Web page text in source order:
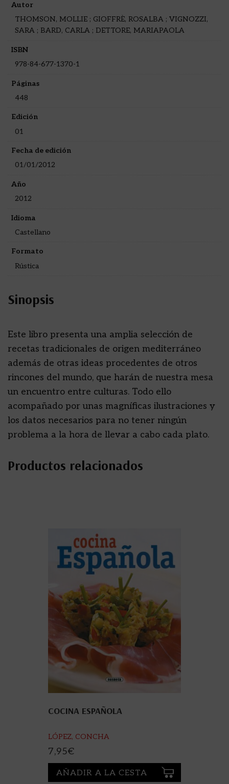
Autor
THOMSON, MOLLIE ; GIOFFRÈ, ROSALBA ; VIGNOZZI,
SARA ; BARD, CARLA ; DETTORE, MARIAPAOLA
ISBN
978-84-677-1370-1
Páginas
448
Edición
01
Fecha de edición
01/01/2012
Año
2012
Idioma
Castellano
Formato
Rústica
Sinopsis
Este libro presenta una amplia selección de
recetas tradicionales de origen mediterráneo
además de otras ideas procedentes de otros
rincones del mundo, que harán de nuestra mesa
un encuentro entre culturas. Todo ello
acompañado por unas magníficas ilustraciones y
los datos necesarios para no tener ningún
problema a la hora de llevar a cabo cada plato.
Productos relacionados
COCINA ESPAÑOLA
LÓPEZ, CONCHA
7,95€
AÑADIR A LA CESTA